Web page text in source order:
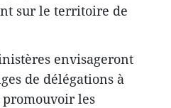
sur le territoire de
envisageront
de délégations à
les